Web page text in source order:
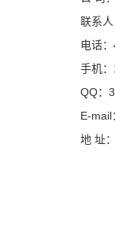
联系
电话
手机
QQ：
E-mail
地 址